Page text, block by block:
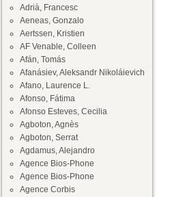
Adrià, Francesc
Aeneas, Gonzalo
Aertssen, Kristien
AF Venable, Colleen
Afán, Tomás
Afanásiev, Aleksandr Nikoláievich
Afano, Laurence L.
Afonso, Fátima
Afonso Esteves, Cecilia
Agboton, Agnès
Agboton, Serrat
Agdamus, Alejandro
Agence Bios-Phone
Agence Bios-Phone
Agence Corbis